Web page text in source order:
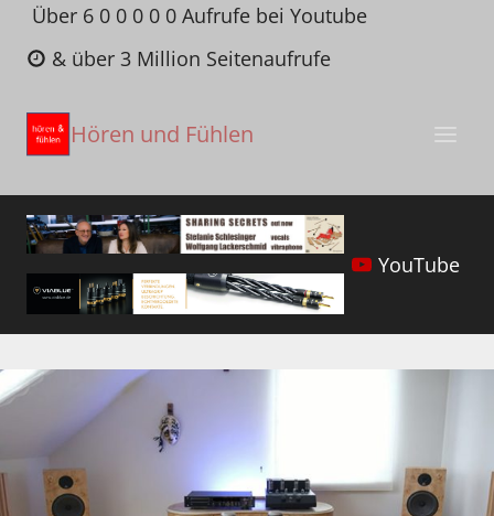
Zum
Inhalt
springen
Über 6 0 0 0 0 0 Aufrufe bei Youtube
& über 3 Million Seitenaufrufe
Hören und Fühlen
YouTube